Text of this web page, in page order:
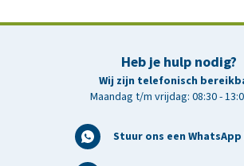
Heb je hulp nodig?
Wij zijn telefonisch
Maandag t/m vrijdag: 08:30 -
Stuur ons een